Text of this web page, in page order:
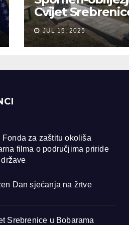
Cvijet
Bobarama
JUL 15, 2025
za zaštitu okoliša
filma o područjima priride
Dan sjećanja na žrtve
Srebrenice u Bobarama